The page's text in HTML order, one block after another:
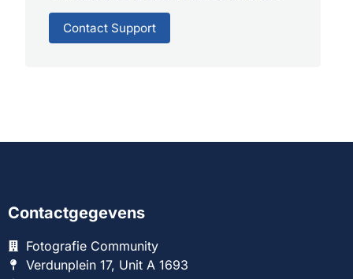
Contact Support
Contactgegevens
Fotografie Community
Verdunplein 17, Unit A 1693